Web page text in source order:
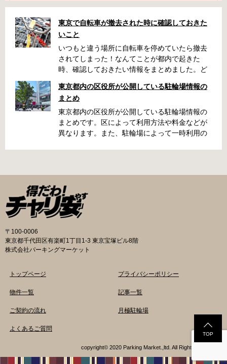
東京で自転車が撤去された時に確認しておきた
いこと
いつもと違う場所に自転車を停めていたら撤去
されてしまった！なんてことが都内で起きた
時、確認しておきたい情報をまとめました。ど
くらい？なんて疑問が浮かぶかと思います。事
前に確認していざという時対処しましょう。 千
代田区 / 新宿区 / 品川区 / 港区 / 中央区 / 大田区
/ 北区 / 墨田区 / 渋谷区 / 葛飾区 千代田区で撤去
された場合 猿楽町保管場所 住所 千代田区神田
の地図が置いてあります） 東京メトロ半蔵門
線、都営新宿・三田線神保町駅から徒歩7分 大
手町高架下自転車保管場所 住所 千代田区大手町
二丁目4番 電話 050-2018-6466（千代田区自転
車対策コールセンター） 最寄駅 東京メトロ半蔵
線大手町駅B3出口 返還の際に必要な書類 返還
料 2,000円 自転車の鍵 身分証明証 千代田区HP
保管場所 住所 新宿区内藤町11番地 ※都立新
3896 最寄駅 東京メトロ丸ノ内線新宿三丁目駅
から徒歩6分 JR新宿駅から徒歩8分 西新宿自転
東京都内の区役所が公開している駐輪場情報の
まとめ
東京都内の区役所が公開している駐輪場情報の
まとめです。区によって利用方法や料金などが
異なります。また、駐輪場によって一時利用の
の自転車駐輪場 利用方法 利用登録申請書の提出
申請期間内に利用登録申請書（PDF：
1,396KB） と必要書類を環境まちづくり総務課
あてに郵送（申請期間消印有効）または、期間
内に環境まちづくり総務課（区役所5階5B窓
さい（郵送先・各出張所の受付時間）。電話・
ファクス・メールでは申請できません。 利用料
生活保護受給者免除（詳しくはお問い合わせく
3,000円（区内、区外在住を問わず） 定期利用
細は各駐輪場または管理会社にお問い合わせく
ださい。 一時利用料金 2時間まで：0円 10時間
まで：100円 10時間を超えて5時間ごと：100円
千代田区HPはこちら 新宿区の自転車駐輪場 利
用方法 利用登録申請書の提出 利用申請書（申請
〒100-0006
東京都千代田区有楽町1丁目1-3 東京宝塚ビル8階
株式会社パーキングマーケット
トップページ
物件一覧
ご契約の流れ
よくあるご質問
プライバシーポリシー
記事一覧
月極駐輪場
copyright© 2020 Parking Market.,ltd. All Rights Reserved.
TOP